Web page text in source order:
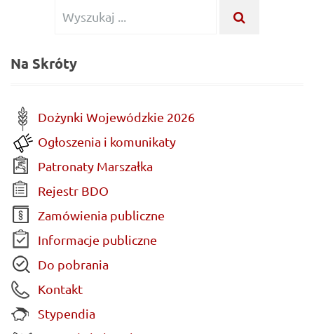
Wyszukiwanie
Na Skróty
Dożynki Wojewódzkie 2026
Ogłoszenia i komunikaty
Patronaty Marszałka
Rejestr BDO
Zamówienia publiczne
Informacje publiczne
Do pobrania
Kontakt
Stypendia